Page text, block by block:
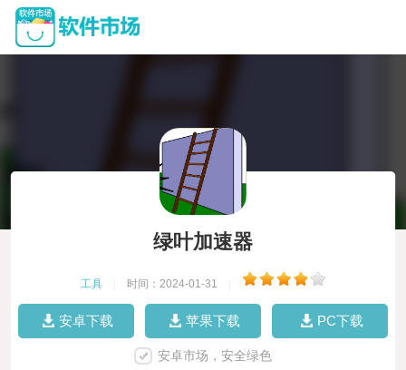
绿叶加速器
工具 时间：2024-01-31
安卓下载 苹果下载 PC下载
安卓市场，安全绿色